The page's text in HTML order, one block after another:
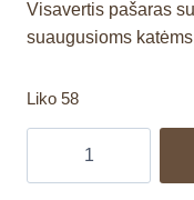
Visavertis pašaras
suaugusioms
Liko 58